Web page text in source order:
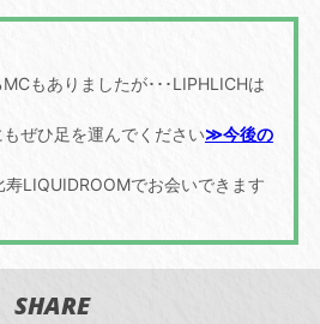
もありましたが･･･LIPHLICHは
ぜひ足を運んでください≫今後の
LIQUIDROOMでお会いできます
SHARE